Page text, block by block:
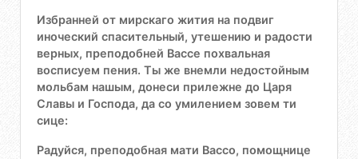
Избранней от мирскаго жития на подвиг
иноческий спасительный, утешению и радости
верных, преподобней Вассе похвальная
восписуем пения. Ты же внемли недостойным
мольбам нашым, донеси прилежне до Царя
Славы и Господа, да со умилением зовем ти
сице:
Радуйся, преподобная мати Вассо, помощнице